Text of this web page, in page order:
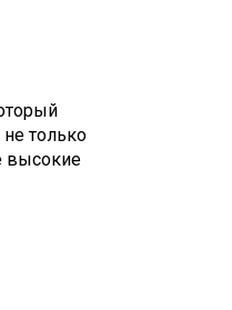
только
высокие